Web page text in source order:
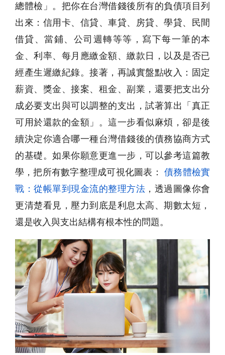
總體檢」。把你在台灣借錢後所有的負債項目列
出來：信用卡、信貸、車貸、房貸、學貸、民間
借貸、當鋪、公司週轉等等，寫下每一筆的本
金、利率、每月應繳金額、繳款日，以及是否已
經產生遲繳紀錄。接著，再誠實盤點收入：固定
薪資、獎金、接案、租金、副業，還要把支出分
成必要支出與可以調整的支出，試著算出「真正
可用於還款的金額」。這一步看似麻煩，卻是後
續決定你適合哪一種台灣借錢後的債務協商方式
的基礎。如果你願意更進一步，可以參考這篇教
學，把所有數字整理成可視化圖表：
債務體檢實
戰：從帳單到現金流的整理方法 ，透過圖像你會
更清楚看見，壓力到底是利息太高、期數太短，
還是收入與支出結構有根本性的問題。